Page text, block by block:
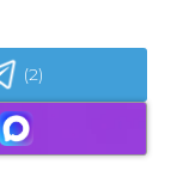
(2)